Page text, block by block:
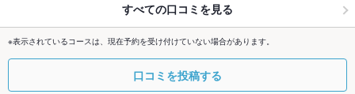
すべての口コミを見る
※表示されているコースは、現在予約を受け付けていない場合があります。
口コミを投稿する